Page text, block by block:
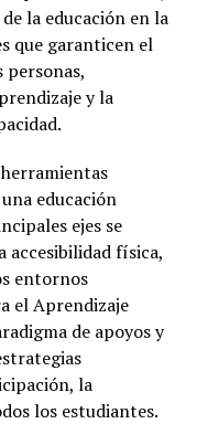
la educación en la
que garanticen el
personas,
y la
educación
ejes se
accesibilidad física,
entornos
el Aprendizaje
de apoyos y
la
los estudiantes.